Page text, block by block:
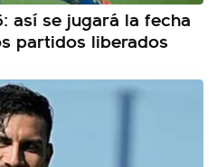
así se jugará la fecha
partidos liberados